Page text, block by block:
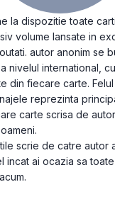
la dispozitie toate
volume lansate in
autor anonim se
nivelul international,
din fiecare carte.
reprezinta
carte scrisa de
scrie de catre autor
incat ai ocazia sa